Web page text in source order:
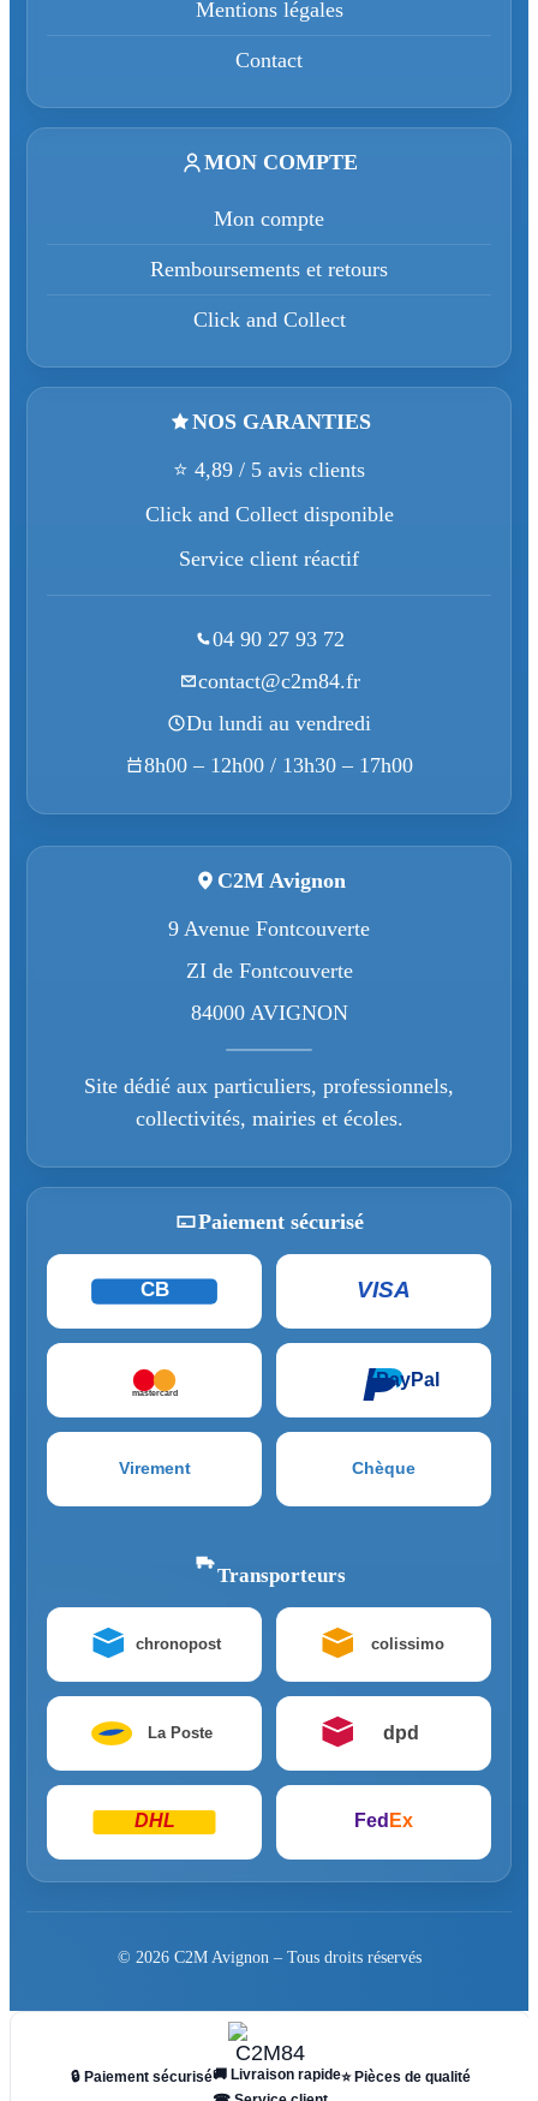
Mentions légales
Contact
MON COMPTE
Mon compte
Remboursements et retours
Click and Collect
NOS GARANTIES
⭐ 4,89 / 5 avis clients
Click and Collect disponible
Service client réactif
04 90 27 93 72
contact@c2m84.fr
Du lundi au vendredi
8h00 – 12h00 / 13h30 – 17h00
C2M Avignon
9 Avenue Fontcouverte
ZI de Fontcouverte
84000 AVIGNON
Site dédié aux particuliers, professionnels,
collectivités, mairies et écoles.
Paiement sécurisé
CB VISA
mastercard
PayPal
Virement Chèque
Transporteurs
chronopost colissimo
La Poste dpd
DHL Fed Ex
© 2026 C2M Avignon – Tous droits réservés
🔒 Paiement sécurisé🚚 Livraison rapide⭐ Pièces de qualité